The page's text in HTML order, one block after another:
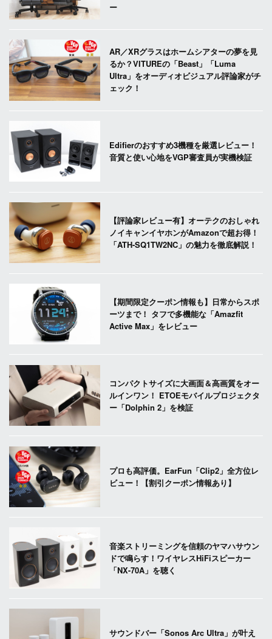
ー
AR／XRグラスはホームシアターの夢を見
るか？VITUREの「Beast」「Luma
Ultra」をオーディオビジュアル評論家がチ
ェック！
Edifierのおすすめ3機種を厳選レビュー！
音質と使い心地をVGP審査員が実機検証
【評論家レビュー有】オーテクのおしゃれ
ノイキャンイヤホンがAmazonで超お得！
「ATH-SQ1TW2NC」の魅力を徹底解説！
【期間限定クーポン情報も】日常からスポ
ーツまで！ タフで多機能な「Amazfit
Active Max」をレビュー
コンパクトサイズに大画面＆高画質をオー
ルインワン！ ETOEモバイルプロジェクタ
ー「Dolphin 2」を検証
プロも高評価。EarFun「Clip2」全方位レ
ビュー！【割引クーポン情報あり】
音楽ストリーミングを信頼のヤマハサウン
ドで鳴らす！ワイヤレスHiFiスピーカー
「NX-70A」を聴く
サウンドバー「Sonos Arc Ultra」が叶え